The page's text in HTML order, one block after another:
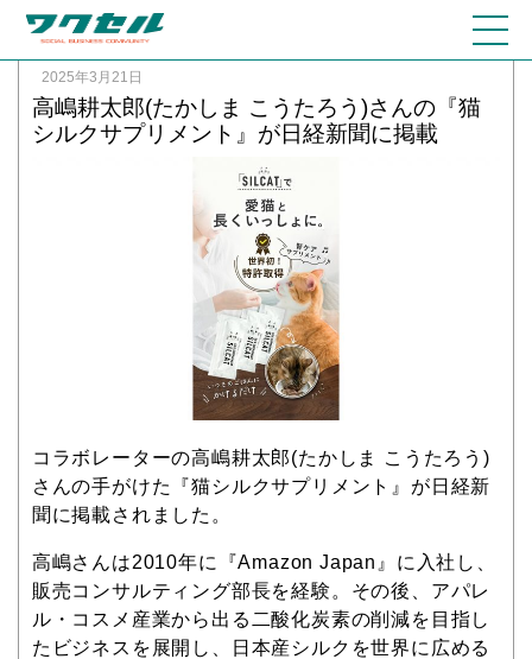
2025年3月21日
高嶋耕太郎(たかしま こうたろう)さんの『猫
シルクサプリメント』が日経新聞に掲載
コラボレーターの高嶋耕太郎(たかしま こうたろう)
さんの手がけた『猫シルクサプリメント』が日経新
聞に掲載されました。
高嶋さんは2010年に『Amazon Japan』に入社し、
販売コンサルティング部長を経験。その後、アパレ
ル・コスメ産業から出る二酸化炭素の削減を目指し
たビジネスを展開し、日本産シルクを世界に広める